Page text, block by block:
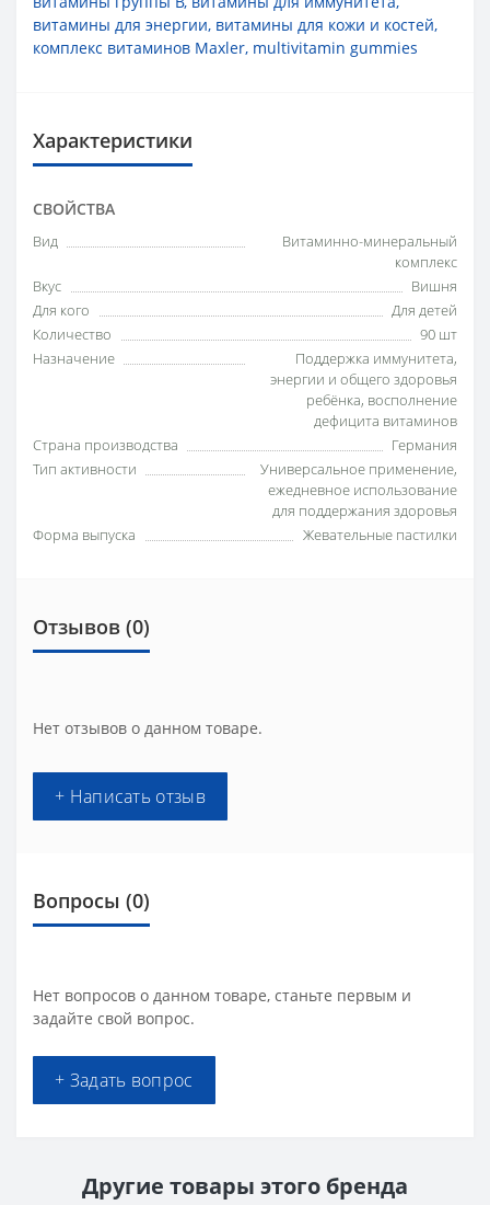
витамины для энергии, витамины для кожи и костей,
комплекс витаминов Maxler, multivitamin gummies
Характеристики
СВОЙСТВА
Вид
Витаминно-минеральный
комплекс
Вкус
Вишня
Для кого
Для детей
Количество
90 шт
Назначение
Поддержка иммунитета,
энергии и общего здоровья
ребёнка, восполнение
дефицита витаминов
Страна производства
Германия
Тип активности
Универсальное применение,
ежедневное использование
для поддержания здоровья
Форма выпуска
Жевательные пастилки
Отзывов (0)
Нет отзывов о данном товаре.
+ Написать отзыв
Вопросы (0)
Нет вопросов о данном товаре, станьте первым и
задайте свой вопрос.
+ Задать вопрос
Другие товары этого бренда